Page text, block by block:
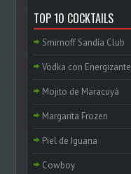
TOP 10 COCKTAILS
Smirnoff Sandía Club
Vodka con Energizante
Mojito de Maracuyá
Margarita Frozen
Piel de Iguana
Cowboy